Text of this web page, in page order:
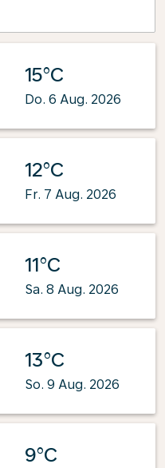
15°C
Do. 6 Aug. 2026
12°C
Fr. 7 Aug. 2026
11°C
Sa. 8 Aug. 2026
13°C
So. 9 Aug. 2026
9°C